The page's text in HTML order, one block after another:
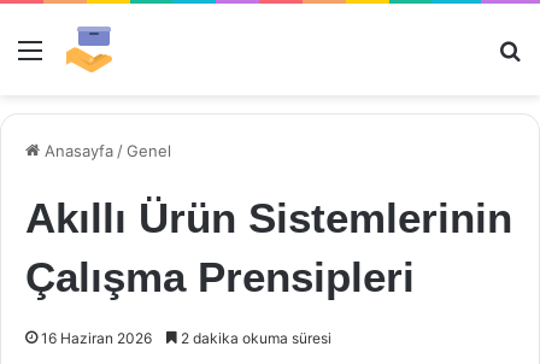
Menü
Anasayfa /Genel
Akıllı Ürün Sistemlerinin
Çalışma Prensipleri
16 Haziran 2026 2 dakika okuma süresi